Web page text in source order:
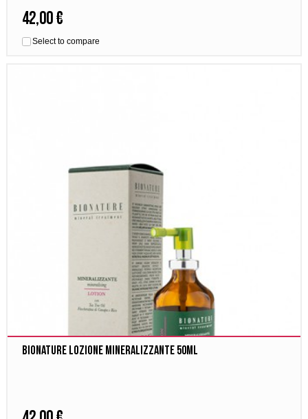
42,00 €
Select to compare
Bionature Lozione Mineralizzante 50ml